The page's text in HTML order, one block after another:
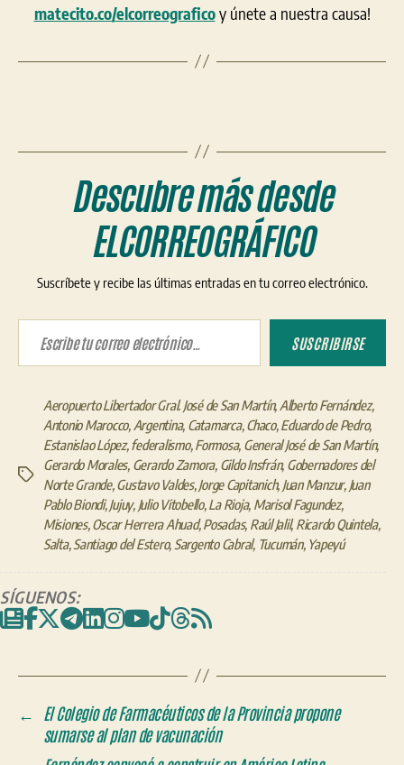
matecito.co/elcorreograficoy únete a nuestra causa!
Descubre más desde
ELCORREOGRÁFICO
Suscríbete y recibe las últimas entradas en tu correo electrónico.
Escribe tu correo electrónico…
SUSCRIBIRSE
Etiquetas
Aeropuerto Libertador Gral. José de San Martín, Alberto Fernández,
Antonio Marocco, Argentina, Catamarca, Chaco, Eduardo de Pedro,
Estanislao López, federalismo, Formosa, General José de San Martín,
Gerardo Morales, Gerardo Zamora, Gildo Insfrán, Gobernadores del
Norte Grande, Gustavo Valdes, Jorge Capitanich, Juan Manzur, Juan
Pablo Biondi, Jujuy, Julio Vitobello, La Rioja, Marisol Fagundez,
Misiones, Oscar Herrera Ahuad,Posadas, Raúl Jalil,Ricardo Quintela,
Salta, Santiago del Estero, Sargento Cabral, Tucumán, Yapeyú
SÍGUENOS:
←
El Colegio de Farmacéuticos de la Provincia propone
sumarse al plan de vacunación